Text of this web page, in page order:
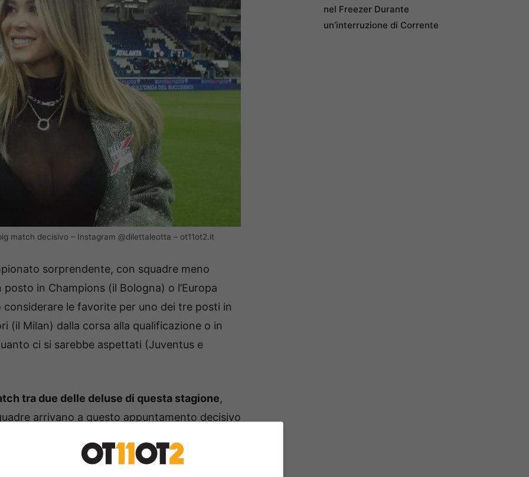
match decisivo – Instagram @dilettaleotta – ot11ot2.it
sorprendente, con squadre meno
in Champions (il Bologna) o l’Europa
le favorite per uno dei tre posti in
(il Milan) dalla corsa alla qualificazione o in
ci si sarebbe aspettati (Juventus e
tra due delle deluse di questa stagione,
arrivano a questo appuntamento decisivo
e due punti di distanza dal quarto posto
con due percorsi e due stati d’animo
nel Freezer Durante
un’interruzione di Corrente